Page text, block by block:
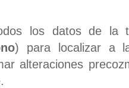
los datos de la
) para localizar a
alteraciones